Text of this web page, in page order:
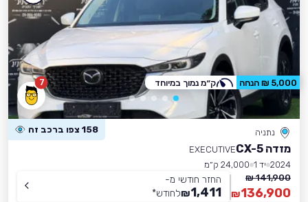
7
נתניה 158 צפו ברכב זה
מזדה CX-5
EXECUTIVE
2024 יד 1
24,000 ק״מ
141,900 ₪
136,900
₪
החזר חודשי מ-
1,411
₪לחודש*
5,000 ₪ הנחה ק״מ נמוך במיוחד